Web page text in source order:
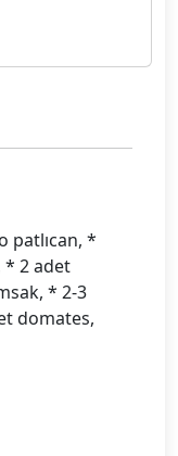
patlıcan, *
* 2 adet
* 2-3
domates,